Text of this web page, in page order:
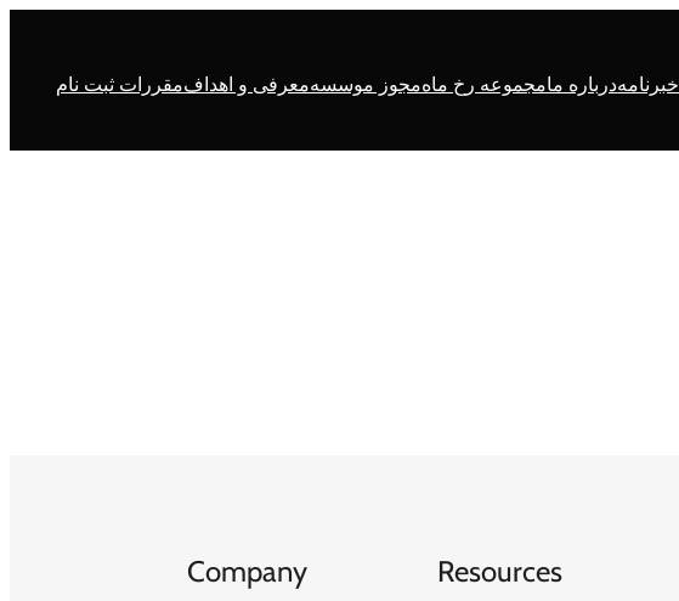
خبرنامهدرباره مامجموعه رخ ماهمجوز موسسهمعرفی و اهدافمقررات ثبت نام
Resources
Company